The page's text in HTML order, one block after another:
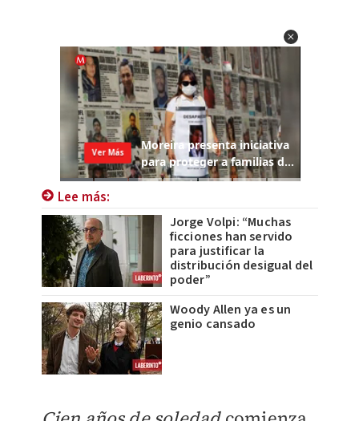
Lee más:
Jorge Volpi: “Muchas
ficciones han servido
para justificar la
distribución desigual del
poder”
Woody Allen ya es un
genio cansado